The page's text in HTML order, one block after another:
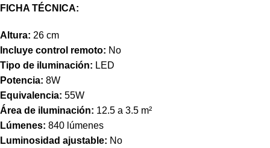
FICHA TÉCNICA:
Altura: 26 cm
Incluye control remoto: No
Tipo de iluminación: LED
Potencia: 8W
Equivalencia: 55W
Área de iluminación: 12.5 a 3.5 m²
Lúmenes: 840 lúmenes
Luminosidad ajustable: No